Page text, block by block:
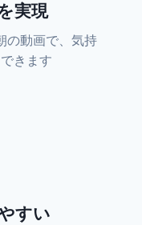
実現
の動画で、気持
きます
すい